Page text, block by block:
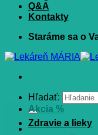
Q&A
Kontakty
Staráme sa o
Hľadať:
Akcia %
Zdravie a lieky